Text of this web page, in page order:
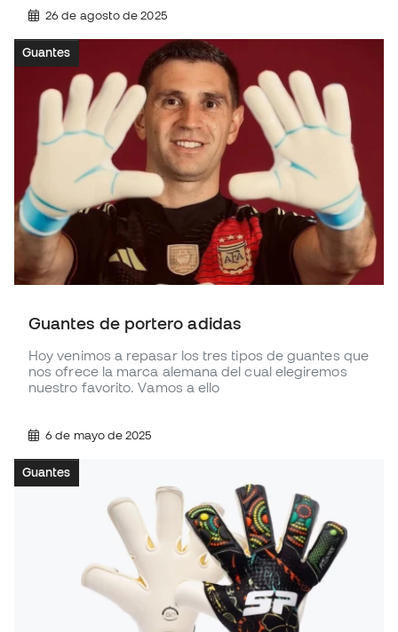
26 de agosto de 2025
Guantes
Guantes de portero adidas
Hoy venimos a repasar los tres tipos de guantes que
nos ofrece la marca alemana del cual elegiremos
nuestro favorito. Vamos a ello
6 de mayo de 2025
Guantes